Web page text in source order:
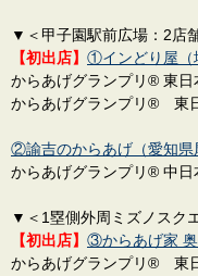
▼＜甲子園駅前広場：2店
【初出店】 ①インどり屋（
からあげグランプリ® 東
からあげグランプリ® 東
②諭吉のからあげ（愛知県
からあげグランプリ® 中
▼＜1塁側外周ミズノスク
【初出店】 ③からあげ家 奥
からあげグランプリ® 東